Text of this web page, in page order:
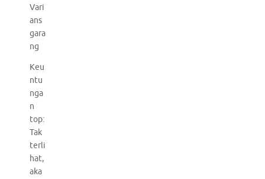
Vari
ans
gara
ng
Keu
ntu
nga
n
top:
Tak
terli
hat,
aka